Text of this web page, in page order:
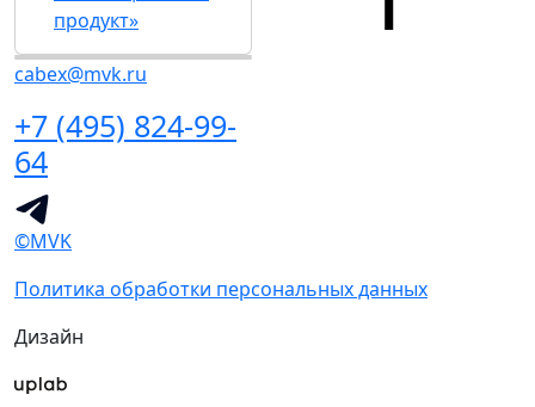
продукт»
cabex@mvk.ru
+7 (495) 824-99-
64
©MVK
Политика обработки персональных данных
Дизайн